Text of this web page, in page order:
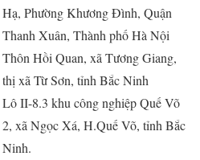
Hạ, Phường Khương Đình, Quận
Thanh Xuân, Thành phố Hà Nội
Thôn Hồi Quan, xã Tương Giang,
thị xã Từ Sơn, tỉnh Bắc Ninh
Lô II-8.3 khu công nghiệp Quế Võ
2, xã Ngọc Xá, H.Quế Võ, tỉnh Bắc
Ninh.